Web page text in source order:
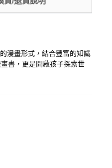
漫畫形式，結合豐富的知識
書，更是開啟孩子探索世